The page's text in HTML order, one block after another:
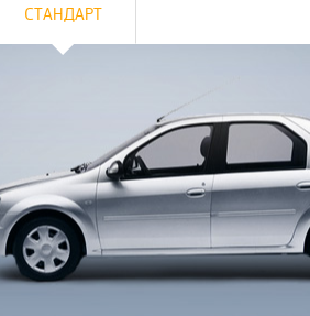
СТАНДАРТ